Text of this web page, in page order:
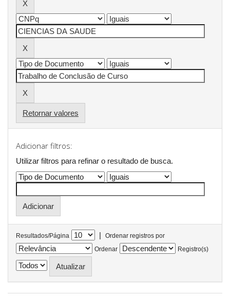
Retornar valores
Adicionar filtros:
Utilizar filtros para refinar o resultado de busca.
Resultados/Página |
Ordenar registros por
Ordenar
Registro(s)